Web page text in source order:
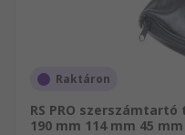
Raktáron
RS PRO
190 mm 114 mm 45 mm